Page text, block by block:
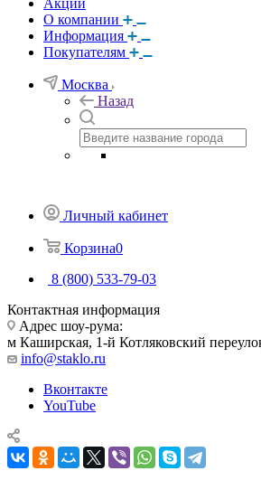
Акции
О компании
Информация
Покупателям
Москва
Назад
Личный кабинет
Корзина0
8 (800) 533-79-03
Контактная информация
Адрес шоу-рума:
м Каширская, 1-й Котляковский
info@staklo.ru
Вконтакте
YouTube